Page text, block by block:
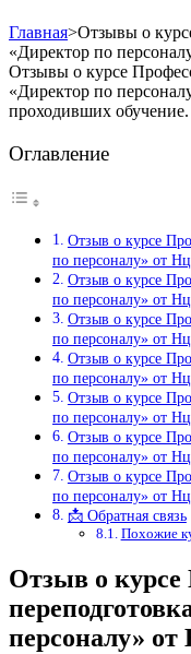
Главная>Отзывы о
«Директор по
Отзывы о курсе
«Директор по
проходивших обучение.
Оглавление
Отзыв о курсе
по персоналу» от
Отзыв о курсе
по персоналу» от
Отзыв о курсе
по персоналу» от
Отзыв о курсе
по персоналу» от
Отзыв о курсе
по персоналу» от
Отзыв о курсе
по персоналу» от
Отзыв о курсе
по персоналу» от
📩 Обратная связь
Похожие
Отзыв о курсе
персоналу»